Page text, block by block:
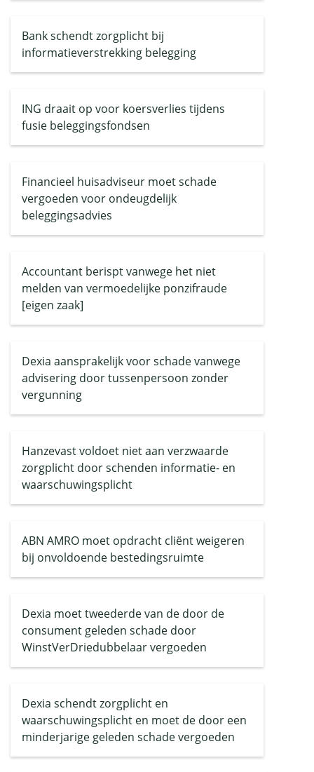
Bank schendt zorgplicht bij
informatieverstrekking belegging
ING draait op voor koersverlies tijdens
fusie beleggingsfondsen
Financieel huisadviseur moet schade
vergoeden voor ondeugdelijk
beleggingsadvies
Accountant berispt vanwege het niet
melden van vermoedelijke ponzifraude
[eigen zaak]
Dexia aansprakelijk voor schade vanwege
advisering door tussenpersoon zonder
vergunning
Hanzevast voldoet niet aan verzwaarde
zorgplicht door schenden informatie- en
waarschuwingsplicht
ABN AMRO moet opdracht cliënt weigeren
bij onvoldoende bestedingsruimte
Dexia moet tweederde van de door de
consument geleden schade door
WinstVerDriedubbelaar vergoeden
Dexia schendt zorgplicht en
waarschuwingsplicht en moet de door een
minderjarige geleden schade vergoeden